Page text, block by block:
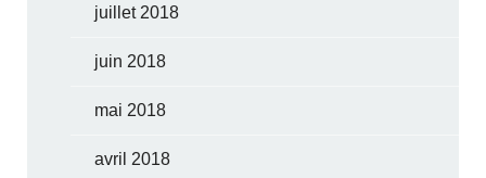
juillet 2018
juin 2018
mai 2018
avril 2018